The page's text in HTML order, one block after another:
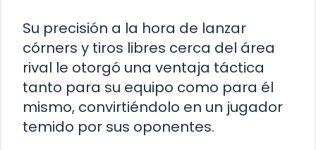
Su precisión a la hora de lanzar
córners y tiros libres cerca del área
rival le otorgó una ventaja táctica
tanto para su equipo como para él
mismo, convirtiéndolo en un jugador
temido por sus oponentes.